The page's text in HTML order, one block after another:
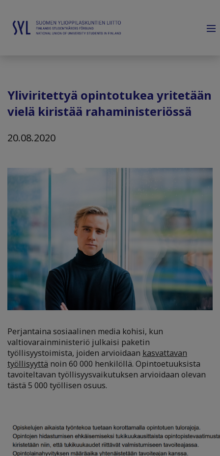
Yliviritettyä opintotukea yritetään
vielä kiristää rahaministeriössä
20.08.2020
Perjantaina sosiaalinen media kohisi, kun
valtiovarainministeriö julkaisi paketin
työllisyystoimista, joiden arvioidaan kasvattavan
työllisyyttä noin 60 000 henkilöllä. Opintoetuuksista
tavoiteltavan työllisyysvaikutuksen arvioidaan olevan
tästä 5 000 työllisen osuus.